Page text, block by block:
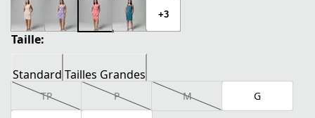
+3
Taille:
Standard Tailles Grandes
TP P M G